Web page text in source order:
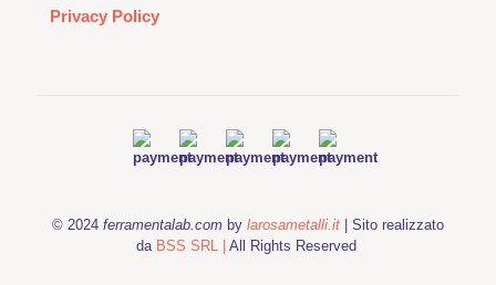
Privacy Policy
© 2024 ferramentalab.com by larosametalli.it | Sito realizzato
da BSS SRL | All Rights Reserved